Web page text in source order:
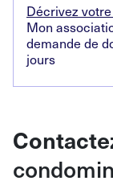
Décrivez
Mon
demande de
jours